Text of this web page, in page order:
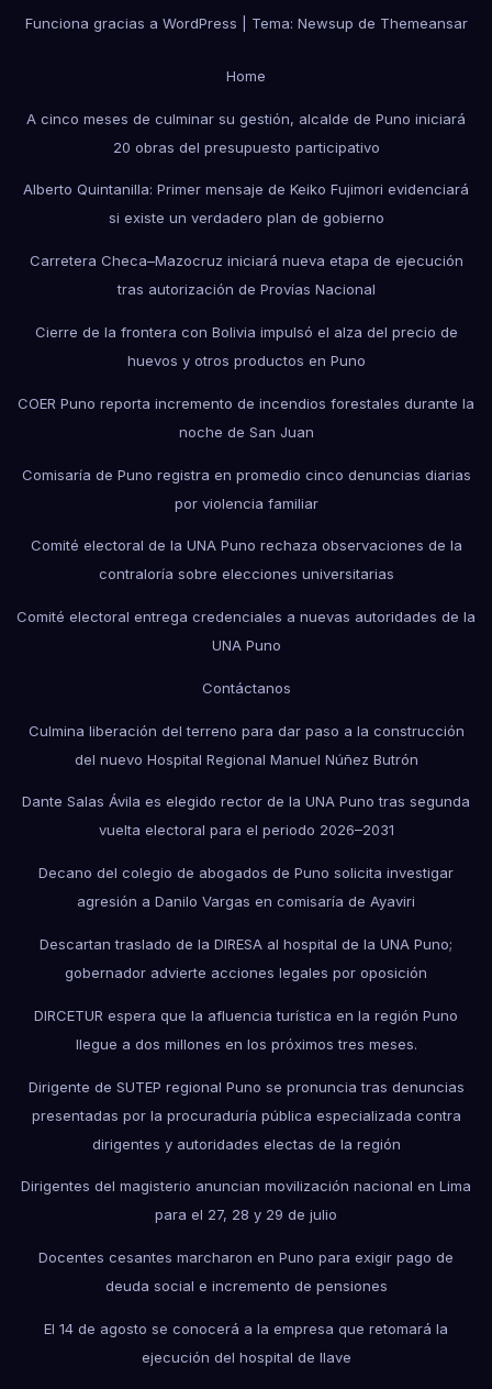
Funciona gracias a WordPress Tema: Newsup de Themeansar
Home
A cinco meses de culminar su gestión, alcalde de Puno iniciará
20 obras del presupuesto participativo
Alberto Quintanilla: Primer mensaje de Keiko Fujimori evidenciará
si existe un verdadero plan de gobierno
Carretera Checa–Mazocruz iniciará nueva etapa de ejecución
tras autorización de Provías Nacional
Cierre de la frontera con Bolivia impulsó el alza del precio de
huevos y otros productos en Puno
COER Puno reporta incremento de incendios forestales durante la
noche de San Juan
Comisaría de Puno registra en promedio cinco denuncias diarias
por violencia familiar
Comité electoral de la UNA Puno rechaza observaciones de la
contraloría sobre elecciones universitarias
Comité electoral entrega credenciales a nuevas autoridades de la
UNA Puno
Contáctanos
Culmina liberación del terreno para dar paso a la construcción
del nuevo Hospital Regional Manuel Núñez Butrón
Dante Salas Ávila es elegido rector de la UNA Puno tras segunda
vuelta electoral para el periodo 2026–2031
Decano del colegio de abogados de Puno solicita investigar
agresión a Danilo Vargas en comisaría de Ayaviri
Descartan traslado de la DIRESA al hospital de la UNA Puno;
gobernador advierte acciones legales por oposición
DIRCETUR espera que la afluencia turística en la región Puno
llegue a dos millones en los próximos tres meses.
Dirigente de SUTEP regional Puno se pronuncia tras denuncias
presentadas por la procuraduría pública especializada contra
dirigentes y autoridades electas de la región
Dirigentes del magisterio anuncian movilización nacional en Lima
para el 27, 28 y 29 de julio
Docentes cesantes marcharon en Puno para exigir pago de
deuda social e incremento de pensiones
El 14 de agosto se conocerá a la empresa que retomará la
ejecución del hospital de Ilave